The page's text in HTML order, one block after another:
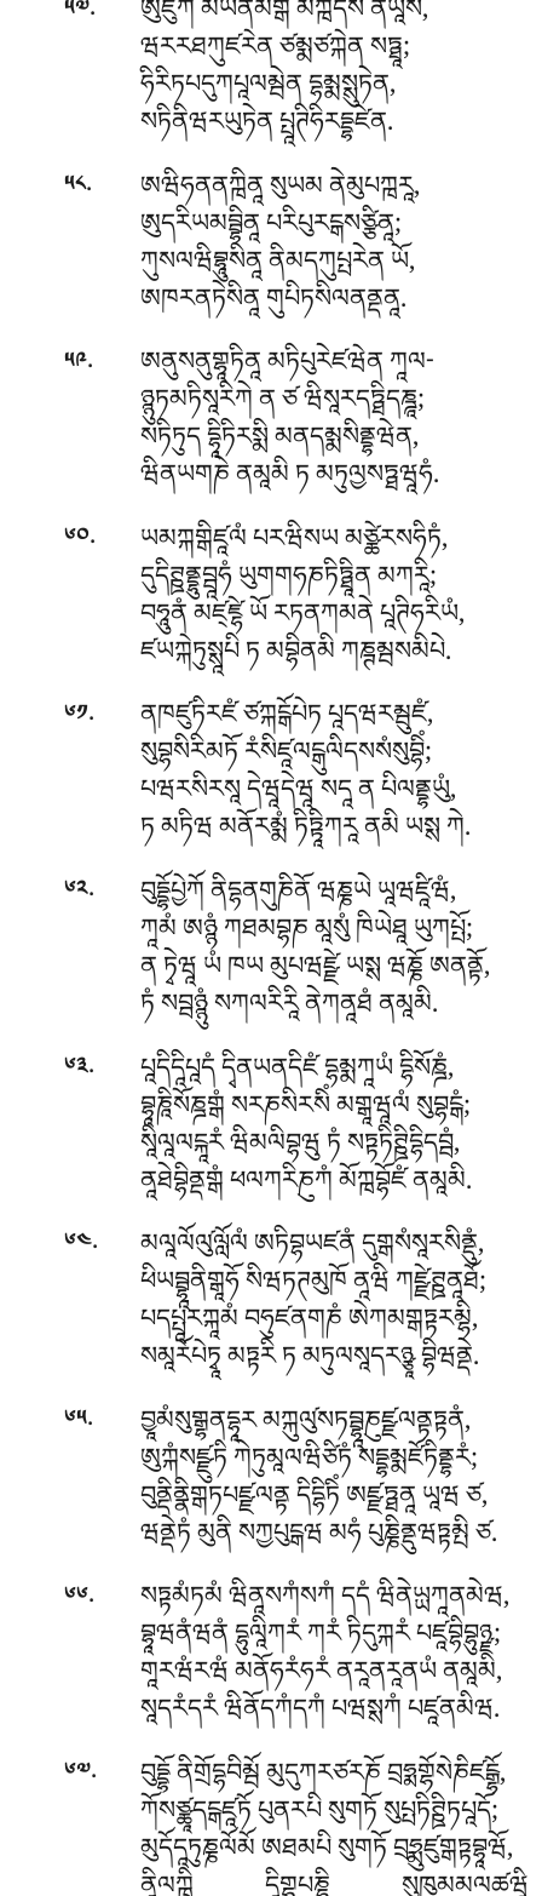
༥༧ ཨུཛུཀ མཡནམགྒེ མོཀྑདེསཾ ནིཡཱསི,
ཝརརཐཀུཛརེན ཙམྨཙཀྐེན སཏྠཱ;
ཧིརིཏཔདུཀཔཱལམྦེན དྷམྨསྶུཏེན,
སཏིནིཝརཡུཏེན པྤཱཊིཧིརདྡྷཛེན.
༥༨. ཨཝིཧནནཀྑིནཱ སུཡམ ནེམུཔཀྑརཱ,
ཨུདརིཡམབྦྷིནཱ པརིཔུརངྒསཙྩིནཱ;
ཀུསལཝིབྷཱུསིནཱ ནིམདཀུཔྤརེན ཡོ,
ཨཁརནཏེསིནཱ གུཔིཏསིལནནྡནཱ.
༥༩. ཨནུསནུགྷཱཏིནཱ མཏིཔུརེཛཝེན ཀཱལ-
ཉྙུཏམཏིསཱརིཀེ ན ཙ ཝིསཱརདཏྠིདཎྜཱ;
སཏིཏུད དྷཱིཏིརསྨི མནདམྨསིནྡྷཝེན,
ཝིནཡགཎེ ནམཱམི ཏ མཏུལྱསཏྠཝཱཧཾ.
༦༠. ཡམཀྐགྒིཛཱལཾ པརཝིསཡ མཙྪེརསཧིཏཾ,
དུདིཊྛནྡྷུབྦཱཧཾ ཡུགགཧཎཏིཏྠཱིན མཀརཱི;
བཧཱུནཾ མཛ྄ཛྷེ ཡོ རཏནཀམནེ པཱཊིཧརིཡཾ,
ཛཡཀྐེཏུསྶཱཔི ཏ མབྷིནམི ཀཎྚམྦསམིཔེ.
༦༡. ནཁཛུཏིརཛཾ ཙཀྐངྒོཔེཏ པཱདཝརམྦུཛཾ,
སུབྷསིརིམཏོ རཾསིཛཱལངྒུལིདསསཾསུབྷིཾ;
པཝརསིརསཱ དེཝཱདེཝཱ སདཱ ན པིལནྡྷཡུཾ,
ཏ མཏིཝ མནོརམྨཾ ཏིཏྟཱིཀརཱ ནམི ཡསྶ ཀེ.
༦༢. བུདྡྷོཔྱེཀོནིདྷནགུཎིནོ ཝཎྞཡེ ཡཱཝཛཱིཝཾ,
ཀཱམཾ ཨཉྙཾ ཀཐམབྷཎ མཱསུཾ ཁིཡེཐཱ ཡུཀཔྤོ;
ན ཏྭེཝཱ ཡཾ ཁཡ མུཔཝཛྫེ ཡསྶ ཝཎྞོ ཨནནྟོ,
ཏཾ སབྦཉྙུཾ སཀལརིརཱི ནེཀནཱཐཾ ནམཱམི.
༦༣. པཱདིདཱིཔཱདཾ དྭིནཡནདིཛཾ དྷམྨཀཱཡཾ དྷིསོཎྜཾ,
བྷཱཎཱིསོཎྜགྒཾ སརཎསིརསིཾ མགྒཱཝཱལཾ སུབྷངྒཾ;
སཱིལཱལངྐཱརཾ ཝིམལིབྷཝུ ཏཾ སཏྟཏིཊྛིདྷིདབྦཾ,
ནཱཐེབྷིནྡགྒཾ ཕལཀརིཎུཀཾ མོཀྑབྷོཛཾ ནམཱམི.
༦༤. མལཱལོལུ༹ལློལཾ ཨཏིབྷཡཛནཾ དུགྒསཾསཱརསིནྡུཾ,
ཕིཡབྦྷཱནིགྒཱཧོ སིཝཏཊམུཁོ ནཱཝི ཀཛྫེཊྛནཱཐོ;
པདཔྤཱརཀྐཱམཾ བཧུཛནགཎཾ ཨེཀམགྒཏྟརམྷི,
སམཱརོཔེཏྭཱ མཏྟརི ཏ མཏུལསཱདརཉྩཱ བྷིཝནྡེ.
༦༥. བྱཱམཾསུགྒྷནདྷཱར མཀྐུལུ༹སཏབྦྷཱཎུཛྫལནྟཏྟནཾ,
ཨུཀྐཾསཛྫུཏི ཀེཏུམཱལཝིཙིཏཾ སདྡྷམྨཛོཏིནྡྷརཾ;
བུནྡིནྣིགྒཏཔཛྫལནྟ དིདྷིཏིཾ ཨཛྫཏྠནཱ ཡཱཝ ཙ,
ཝནྡེཏཾ མུནི སཀྱཔུངྒཝ མཧཾ པུཎྞིནྡུཝཏྟམྤི ཙ.
༦༦. སཏྟམཾཏམཾ ཝིནཱསཀཾསཀཾ དདཾ ཝིནེཡྻཀཱནམེཝ,
བྷཱཝནཾཝནཾ དྷུལཱིཀརཾ ཀརཾ ཏིདུཀྐརཾ པཛཱབྷིབྷུཉྫ;
གཱརཝཾརཝཾ མནོཧརཾཧརཾ ནརཱནརཱནཡཾ ནམཱམི,
སཱདརཾདརཾ ཝིནོདཀཾདཀཾ པཝསྶཀཾ པཛཱནམིཝ.
༦༧. བུདྡྷོ ནིགྲོདྷབིམྦོ མུདུཀརཙརཎོ བྲཧྨགྷོསེཎིཛངྒྷོ,
ཀོསཙྪཱདངྒཛཱཏོ པུནརཔི སུགཏོ སུཔྤཏིཊྛིཏཔཱདོ;
མུདོདཱཏུཎྞལོམོ ཨཐམཔི སུགཏོ བྲཧྨུཛུགྒཏྟབྷཱཝོ,